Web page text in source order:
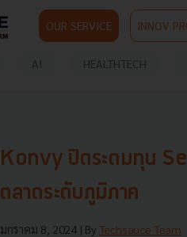
OUR SERVICE INNOV
AI HEALTHTECH
Konvy ปิดระดมทุน
ตลาดระดับภูมิภาค
มกราคม 8, 2024 | By Techsauce Team